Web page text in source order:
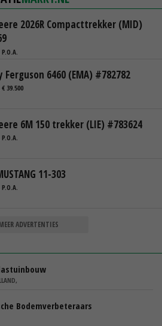
2026R Compacttrekker (MID)
Ferguson 6460 (EMA) #782782
€ 39.500
6M 150 trekker (LIE) #783624
P.O.A.
11-303
P.O.A.
ADVERTENTIES
Bodemverbeteraars